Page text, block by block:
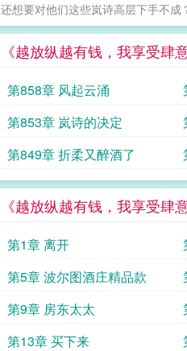
还想要对他们这些岚诗高层下手不
《越放纵越有钱，我享受肆
第858章 风起云涌
第853章 岚诗的决定
第849章 折柔又醉酒了
《越放纵越有钱，我享受肆
第1章 离开
第5章 波尔图酒庄精品款
第9章 房东太太
第13章 买下来